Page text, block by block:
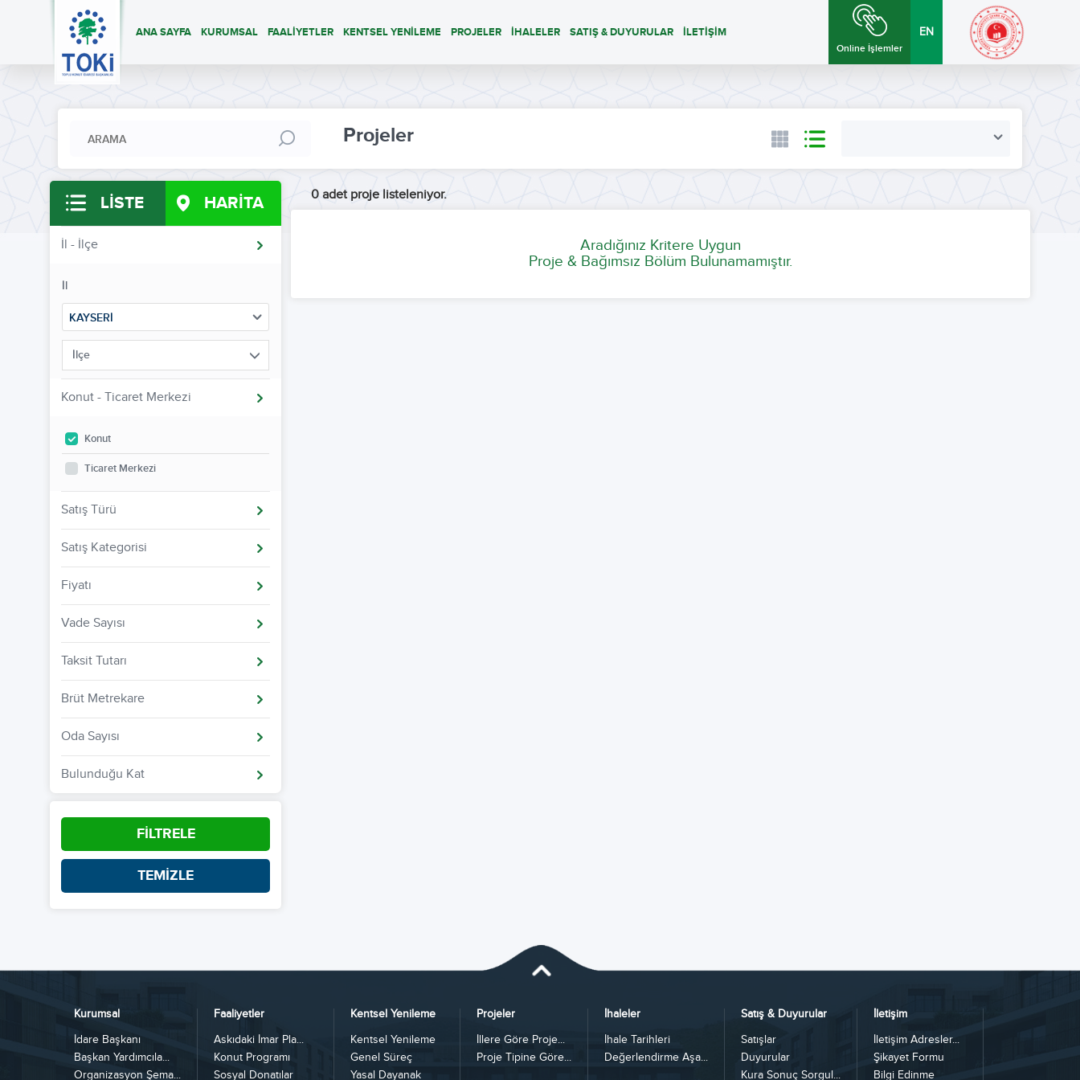
ANA SAYFA KURUMSAL FAALİYETLER KENTSEL YENİLEME PROJELER İHALELER SATIŞ & DUYURULAR İLETİŞİM
Online İşlemler
EN
Projeler
LİSTE HARİTA
İl - İlçe
İl
KAYSERİ
İlçe
Konut - Ticaret Merkezi
Konut
Ticaret Merkezi
Satış Türü
Satış Kategorisi
Fiyatı
Vade Sayısı
Taksit Tutarı
Brüt Metrekare
Oda Sayısı
Bulunduğu Kat
FİLTRELE
TEMİZLE
0 adet proje listeleniyor.
Aradığınız Kritere Uygun
Proje & Bağımsız Bölüm Bulunamamıştır.
Kurumsal
İdare Başkanı
Başkan Yardımcıla...
Organizasyon Şema...
Faaliyetler
Askıdaki İmar Pla...
Konut Programı
Sosyal Donatılar
Kentsel Yenileme
Kentsel Yenileme
Genel Süreç
Yasal Dayanak
Projeler
İllere Göre Proje...
Proje Tipine Göre...
İhaleler
İhale Tarihleri
Değerlendirme Aşa...
Satış & Duyurular
Satışlar
Duyurular
Kura Sonuç Sorgul...
İletişim
İletişim Adresler...
Şikayet Formu
Bilgi Edinme